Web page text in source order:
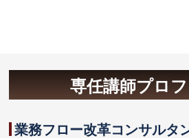
専任講師プロ
業務フロー改革コンサル